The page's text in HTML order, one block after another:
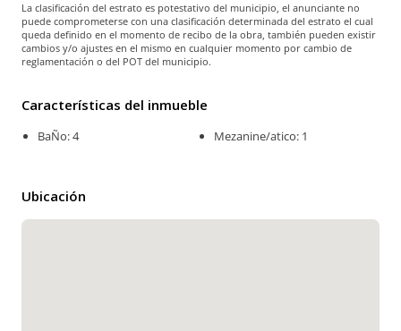
La clasificación del estrato es potestativo del municipio, el anunciante no
puede comprometerse con una clasificación determinada del estrato el cual
queda definido en el momento de recibo de la obra, también pueden existir
cambios y/o ajustes en el mismo en cualquier momento por cambio de
reglamentación o del POT del municipio.
Características del inmueble
BaÑo: 4 Mezanine/atico: 1
Ubicación